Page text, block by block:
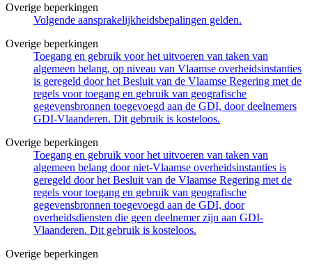
Overige beperkingen
Volgende aansprakelijkheidsbepalingen gelden.
Overige beperkingen
Toegang en gebruik voor het uitvoeren van taken van
algemeen belang, op niveau van Vlaamse overheidsinstanties
is geregeld door het Besluit van de Vlaamse Regering met de
regels voor toegang en gebruik van geografische
gegevensbronnen toegevoegd aan de GDI, door deelnemers
GDI-Vlaanderen. Dit gebruik is kosteloos.
Overige beperkingen
Toegang en gebruik voor het uitvoeren van taken van
algemeen belang door niet-Vlaamse overheidsinstanties is
geregeld door het Besluit van de Vlaamse Regering met de
regels voor toegang en gebruik van geografische
gegevensbronnen toegevoegd aan de GDI, door
overheidsdiensten die geen deelnemer zijn aan GDI-
Vlaanderen. Dit gebruik is kosteloos.
Overige beperkingen